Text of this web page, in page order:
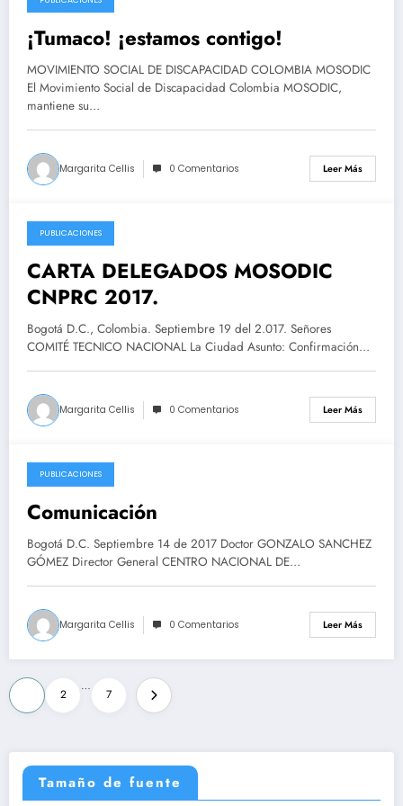
2017-10-13
¡Tumaco! ¡estamos contigo!
MOVIMIENTO SOCIAL DE DISCAPACIDAD COLOMBIA MOSODIC
El Movimiento Social de Discapacidad Colombia MOSODIC,
mantiene su…
Margarita Cellis 0 Comentarios Leer Más
2017-09-20
PUBLICACIONES
CARTA DELEGADOS MOSODIC
CNPRC 2017.
Bogotá D.C., Colombia. Septiembre 19 del 2.017. Señores
COMITÉ TECNICO NACIONAL La Ciudad Asunto: Confirmación…
Margarita Cellis 0 Comentarios Leer Más
2017-09-20
PUBLICACIONES
Comunicación
Bogotá D.C. Septiembre 14 de 2017 Doctor GONZALO SANCHEZ
GÓMEZ Director General CENTRO NACIONAL DE…
Margarita Cellis 0 Comentarios Leer Más
Navegación
de
entradas
2
…
7
Tamaño de fuente